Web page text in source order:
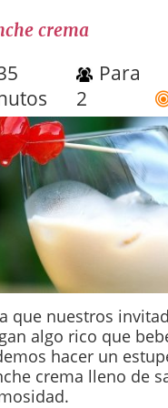
crema
Para
2
que nuestros
algo rico que
hacer un
crema lleno de